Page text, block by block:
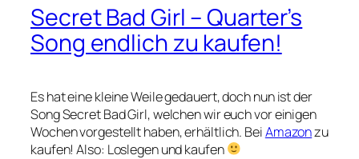
Secret Bad Girl – Quarter’s
Song endlich zu kaufen!
Es hat eine kleine Weile gedauert, doch nun ist der
Song Secret Bad Girl, welchen wir euch vor einigen
Wochen vorgestellt haben, erhältlich. BeiAmazonzu
kaufen! Also: Loslegen und kaufen